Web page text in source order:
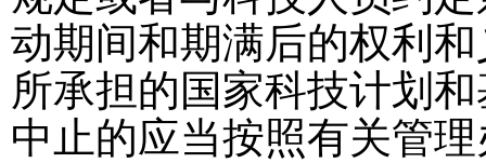
动期间和期满后的权利
所承担的国家科技计划
中止的应当按照有关管